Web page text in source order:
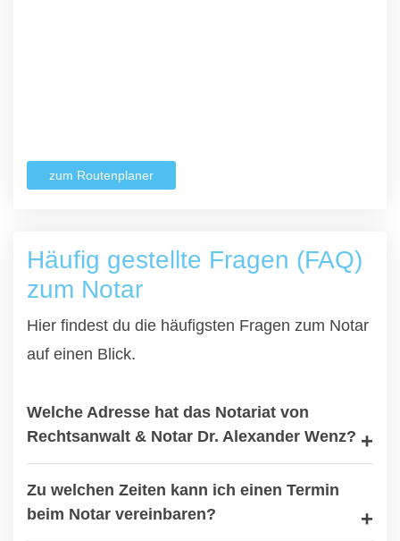
zum Routenplaner
Häufig gestellte Fragen (FAQ)
zum Notar
Hier findest du die häufigsten Fragen zum Notar
auf einen Blick.
Welche Adresse hat das Notariat von
Rechtsanwalt & Notar Dr. Alexander Wenz?
Zu welchen Zeiten kann ich einen Termin
beim Notar vereinbaren?